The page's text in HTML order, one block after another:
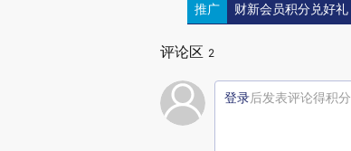
推广 财新会员积分兑好礼
评论区 2
登录后发表评论得积分